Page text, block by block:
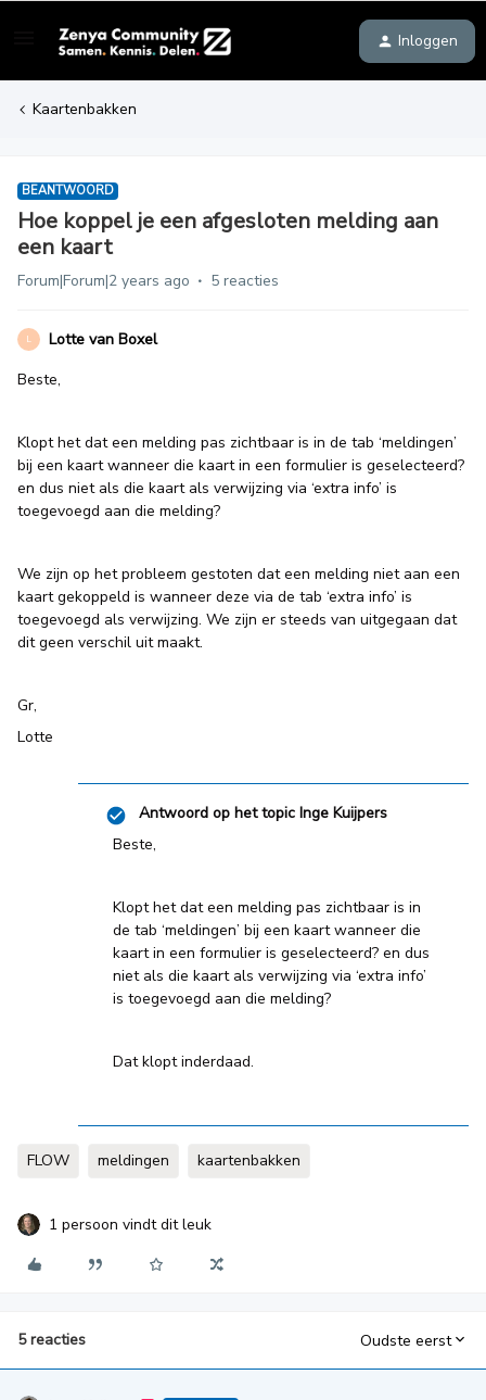
Inloggen
Kaartenbakken
BEANTWOORD
Hoe koppel je een afgesloten melding aan
een kaart
Forum|Forum|2 years ago 5 reacties
L
Lotte van Boxel
Beste,
Klopt het dat een melding pas zichtbaar is in de tab ‘meldingen’
bij een kaart wanneer die kaart in een formulier is geselecteerd?
en dus niet als die kaart als verwijzing via ‘extra info’ is
toegevoegd aan die melding?
We zijn op het probleem gestoten dat een melding niet aan een
kaart gekoppeld is wanneer deze via de tab ‘extra info’ is
toegevoegd als verwijzing. We zijn er steeds van uitgegaan dat
dit geen verschil uit maakt.
Gr,
Lotte
Antwoord op het topic Inge Kuijpers
Beste,
Klopt het dat een melding pas zichtbaar is in
de tab ‘meldingen’ bij een kaart wanneer die
kaart in een formulier is geselecteerd? en dus
niet als die kaart als verwijzing via ‘extra info’
is toegevoegd aan die melding?
Dat klopt inderdaad.
FLOW meldingen kaartenbakken
1 persoon vindt dit leuk
5 reacties Oudste eerst